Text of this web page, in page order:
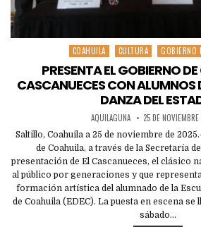
Posted
in
COAHUILA CULTURA GOBIERNO
PRESENTA EL GOBIERNO
CASCANUECES CON ALUMNOS
DANZA DEL
AQUILAGUNA 25 DE
Saltillo, Coahuila a 25 de noviembre de
de Coahuila, a través de la Secretaría
presentación de El Cascanueces, el clásico
al público por generaciones y que
formación artística del alumnado de la
de Coahuila (EDEC). La puesta en escena
sábado…